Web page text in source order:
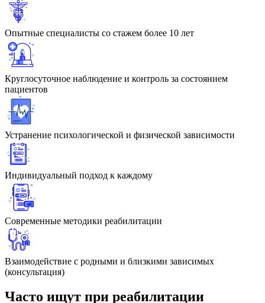
Опытные специалисты со стажем более 10 лет
Круглосуточное наблюдение и контроль за состоянием
пациентов
Устранение психологической и физической зависимости
Индивидуальный подход к каждому
Современные методики реабилитации
Взаимодействие с родными и близкими зависимых
(консультация)
Часто ищут при реабилитации